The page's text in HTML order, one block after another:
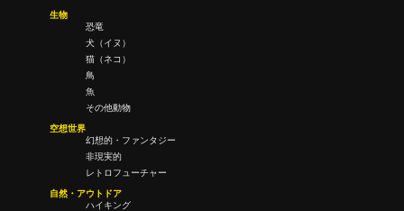
生物
恐竜
犬（イヌ）
猫（ネコ）
鳥
魚
その他動物
空想世界
幻想的・ファンタジー
非現実的
レトロフューチャー
自然・アウトドア
ハイキング